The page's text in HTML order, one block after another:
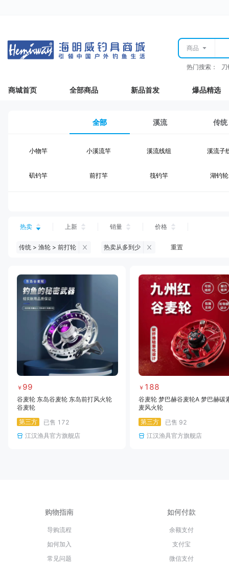
商品
热门搜索：
商城首页 全部商品 新品首发 爆品精选
全部 溪流 传统
小物竿 小溪流竿 溪流线组 溪流子
矶钓竿 前打竿 筏钓竿 湖钓轮
台钓仕挂 台钓钩
钓鱼伞 台钓服饰 台钓装备
黑坑浮漂 黑坑配件 黑坑钓灯 黑坑网
黑坑饵料 路亚竿 雷强竿
路亚装备 海钓竿 海钓线
热卖 上新 销量 价格
传统 > 渔轮 > 前打轮 热卖从多到少 重置
￥ 99
谷麦轮 东岛谷麦轮 东岛前打风火轮
谷麦轮
第三方
已售 172
江汉渔具官方旗舰店
￥ 188
谷麦轮 梦巴赫谷麦轮A 梦巴赫碳
麦风火轮
第三方
已售 92
江汉渔具官方旗舰店
购物指南
导购流程
如何加入
常见问题
如何付款
余额支付
支付宝
微信支付